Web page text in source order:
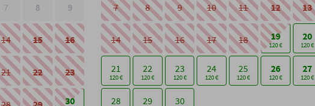
7 8 9
14 15 16
21 22 23
30
7 8 9 10 11 12 13
14 15 16 17 18 19
120 €
20
120 €
21
120 €
22
120 €
23
120 €
24
120 €
25
120 €
26
120 €
27
120 €
28 29 30